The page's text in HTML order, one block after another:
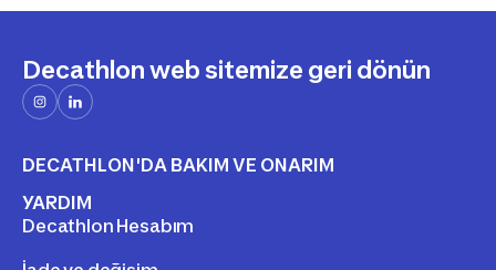
Decathlon web sitemize geri dönün
DECATHLON'DA BAKIM VE ONARIM
YARDIM
Decathlon Hesabım